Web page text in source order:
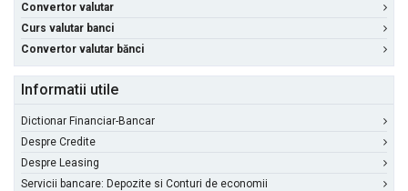
Convertor valutar
Curs valutar banci
Convertor valutar bănci
Informatii utile
Dictionar Financiar-Bancar
Despre Credite
Despre Leasing
Servicii bancare: Depozite si Conturi de economii